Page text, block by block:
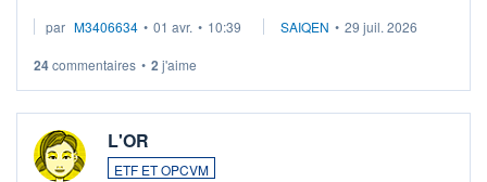
par M3406634 • 01 avr. • 10:39 SAIQEN • 29 juil. 2026
24commentaires • 2 j'aime
L'OR
ETF ET OPCVM